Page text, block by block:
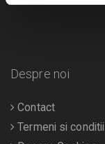
Despre noi
Contact
Termeni si conditii